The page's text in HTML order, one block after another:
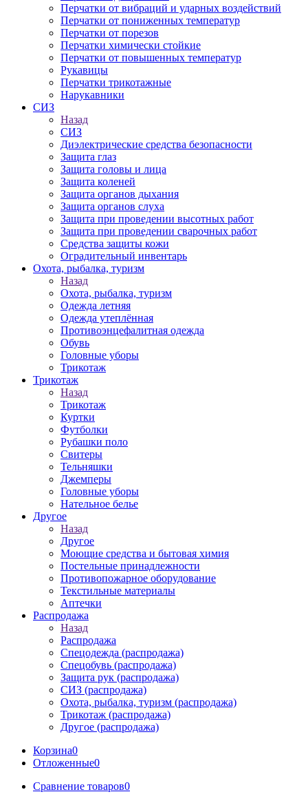
Перчатки от вибраций и ударных воздействий
Перчатки от пониженных температур
Перчатки от порезов
Перчатки химически стойкие
Перчатки от повышенных температур
Рукавицы
Перчатки трикотажные
Нарукавники
СИЗ
Назад
СИЗ
Диэлектрические средства безопасности
Защита глаз
Защита головы и лица
Защита коленей
Защита органов дыхания
Защита органов слуха
Защита при проведении высотных работ
Защита при проведении сварочных работ
Средства защиты кожи
Оградительный инвентарь
Охота, рыбалка, туризм
Назад
Охота, рыбалка, туризм
Одежда летняя
Одежда утеплённая
Противоэнцефалитная одежда
Обувь
Головные уборы
Трикотаж
Трикотаж
Назад
Трикотаж
Куртки
Футболки
Рубашки поло
Свитеры
Тельняшки
Джемперы
Головные уборы
Нательное белье
Другое
Назад
Другое
Моющие средства и бытовая химия
Постельные принадлежности
Противопожарное оборудование
Текстильные материалы
Аптечки
Распродажа
Назад
Распродажа
Спецодежда (распродажа)
Спецобувь (распродажа)
Защита рук (распродажа)
СИЗ (распродажа)
Охота, рыбалка, туризм (распродажа)
Трикотаж (распродажа)
Другое (распродажа)
Корзина0
Отложенные0
Сравнение товаров0